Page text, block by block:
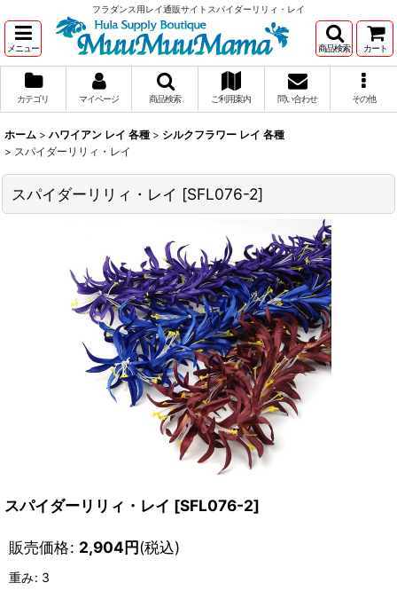
フラダンス用レイ通販サイトスパイダーリリィ・レイ
メニュー 商品検索 カート
カテゴリ マイページ 商品検索 ご利用案内 問い合わせ その他
ホーム > ハワイアン レイ 各種 > シルクフラワー レイ 各種
> スパイダーリリィ・レイ
スパイダーリリィ・レイ [SFL076-2]
スパイダーリリィ・レイ [SFL076-2]
販売価格: 2,904円(税込)
重み: 3